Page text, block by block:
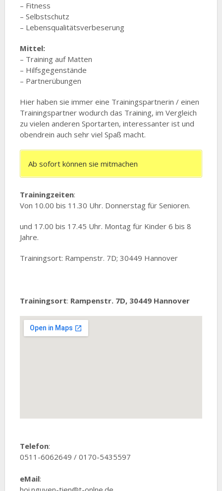
– Fitness
– Selbstschutz
– Lebensqualitätsverbeserung
Mittel:
– Training auf Matten
– Hilfsgegenstände
– Partnerübungen
Hier haben sie immer eine Trainingspartnerin / einen
Trainingspartner wodurch das Training, im Vergleich
zu vielen anderen Sportarten, interessanter ist und
obendrein auch sehr viel Spaß macht.
Ab sofort können sie mitmachen
Trainingzeiten:
Von 10.00 bis 11.30 Uhr. Donnerstag für Senioren.
und 17.00 bis 17.45 Uhr. Montag für Kinder 6 bis 8
Jahre.
Trainingsort: Rampenstr. 7D; 30449 Hannover
Trainingsort: Rampenstr. 7D, 30449 Hannover
Telefon:
0511-6062649 / 0170-5435597
eMail: